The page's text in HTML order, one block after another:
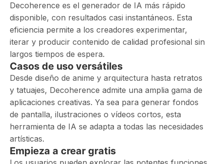
Decoherence es el generador de IA más rápido
disponible, con resultados casi instantáneos. Esta
eficiencia permite a los creadores experimentar,
iterar y producir contenido de calidad profesional sin
largos tiempos de espera.
Casos de uso versátiles
Desde diseño de anime y arquitectura hasta retratos
y tatuajes, Decoherence admite una amplia gama de
aplicaciones creativas. Ya sea para generar fondos
de pantalla, ilustraciones o vídeos cortos, esta
herramienta de IA se adapta a todas las necesidades
artísticas.
Empieza a crear gratis